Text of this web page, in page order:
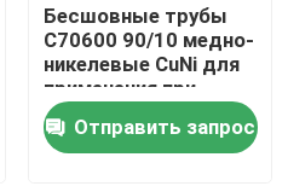
Бесшовные трубы
C70600 90/10 медно-
никелевые CuNi для
применения при
высоких
температурах и
высоком давлении -
Отправить запрос